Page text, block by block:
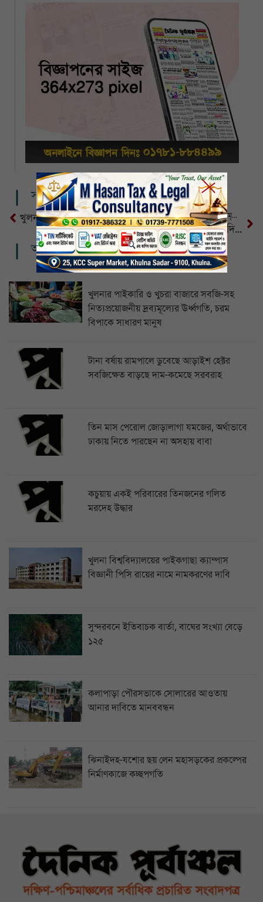
সম্পর্কিত খবর
খুলনায় এক রাতে ২ খুন, ২ গুলিবিদ্ধ, আইনশৃঙ্খলা পরিস্থিতির অবনতি, সাধারণ মানুষের মধ্যে ব্যাপক উদ্বেগ গত ২৪ ঘণ্টায় করোনা শনাক্ত ১০, মৃত্যু ১
তেরখাদায় সংস্কারের কিছুদিন পরই রাস্তায় ভাঙন, দুর্ভোগে এলাকাবাসী
আরও খবর
খুলনার পাইকারি ও খুচরা বাজারে সবজি-সহ
নিত্যপ্রয়োজনীয় দ্রব্যমূল্যের ঊর্ধ্বগতি, চরম
বিপাকে সাধারণ মানুষ
টানা বর্ষায় রামপালে ডুবেছে আড়াইশ হেক্টর
সবজিক্ষেত বাড়ছে দাম-কমেছে সরবরাহ
তিন মাস পেরোল জোড়ালাগা যমজের, অর্থাভাবে
ঢাকায় নিতে পারছেন না অসহায় বাবা
কচুয়ায় একই পরিবারের তিনজনের গলিত
মরদেহ উদ্ধার
খুলনা বিশ্ববিদ্যালয়ের পাইকগাছা ক্যাম্পাস
বিজ্ঞানী পিসি রায়ের নামে নামকরণের দাবি
সুন্দরবনে ইতিবাচক বার্তা, বাঘের সংখ্যা বেড়ে
১২৫
কলাপাড়া পৌরসভাকে সোলারের আওতায়
আনার দাবিতে মানববন্ধন
ঝিনাইদহ-যশোর ছয় লেন মহাসড়কের প্রকল্পের
নির্মাণকাজে কচ্ছপগতি